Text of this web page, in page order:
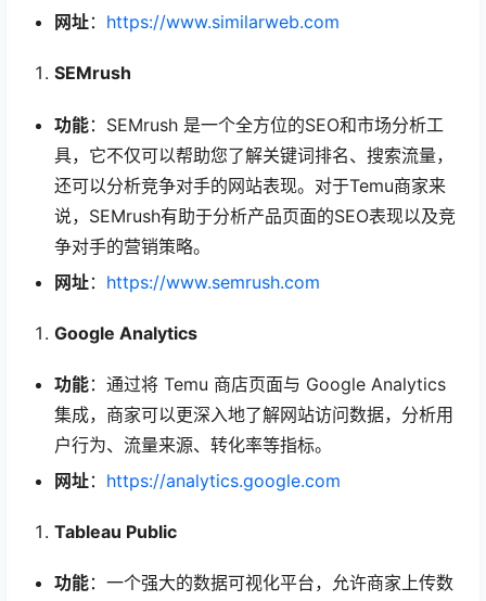
网址： https://www.similarweb.com
SEMrush
功能：SEMrush 是一个全方位的SEO和市场分析工
具，它不仅可以帮助您了解关键词排名、搜索流量，
还可以分析竞争对手的网站表现。对于Temu商家来
说，SEMrush有助于分析产品页面的SEO表现以及竞
争对手的营销策略。
网址： https://www.semrush.com
Google Analytics
功能：通过将 Temu 商店页面与 Google Analytics
集成，商家可以更深入地了解网站访问数据，分析用
户行为、流量来源、转化率等指标。
网址： https://analytics.google.com
Tableau Public
功能：一个强大的数据可视化平台，允许商家上传数